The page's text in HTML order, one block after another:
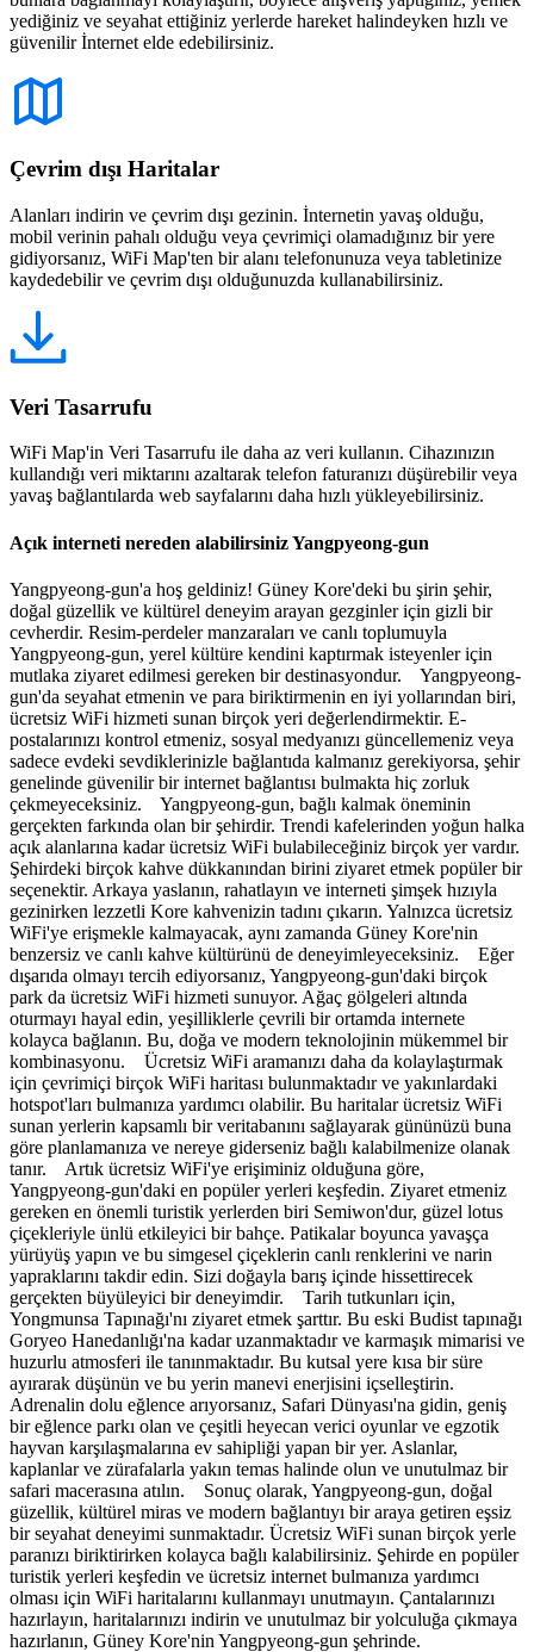
yediğiniz ve seyahat ettiğiniz yerlerde hareket halindeyken hızlı ve
güvenilir İnternet elde edebilirsiniz.
Çevrim dışı Haritalar
Alanları indirin ve çevrim dışı gezinin. İnternetin yavaş olduğu,
mobil verinin pahalı olduğu veya çevrimiçi olamadığınız bir yere
gidiyorsanız, WiFi Map'ten bir alanı telefonunuza veya tabletinize
kaydedebilir ve çevrim dışı olduğunuzda kullanabilirsiniz.
Veri Tasarrufu
WiFi Map'in Veri Tasarrufu ile daha az veri kullanın. Cihazınızın
kullandığı veri miktarını azaltarak telefon faturanızı düşürebilir veya
yavaş bağlantılarda web sayfalarını daha hızlı yükleyebilirsiniz.
Açık interneti nereden alabilirsiniz Yangpyeong-gun
Yangpyeong-gun'a hoş geldiniz! Güney Kore'deki bu şirin şehir,
doğal güzellik ve kültürel deneyim arayan gezginler için gizli bir
cevherdir. Resim-perdeler manzaraları ve canlı toplumuyla
Yangpyeong-gun, yerel kültüre kendini kaptırmak isteyenler için
mutlaka ziyaret edilmesi gereken bir destinasyondur. Yangpyeong-
gun'da seyahat etmenin ve para biriktirmenin en iyi yollarından biri,
ücretsiz WiFi hizmeti sunan birçok yeri değerlendirmektir. E-
postalarınızı kontrol etmeniz, sosyal medyanızı güncellemeniz veya
sadece evdeki sevdiklerinizle bağlantıda kalmanız gerekiyorsa, şehir
genelinde güvenilir bir internet bağlantısı bulmakta hiç zorluk
çekmeyeceksiniz. Yangpyeong-gun, bağlı kalmak öneminin
gerçekten farkında olan bir şehirdir. Trendi kafelerinden yoğun halka
açık alanlarına kadar ücretsiz WiFi bulabileceğiniz birçok yer vardır.
Şehirdeki birçok kahve dükkanından birini ziyaret etmek popüler bir
seçenektir. Arkaya yaslanın, rahatlayın ve interneti şimşek hızıyla
gezinirken lezzetli Kore kahvenizin tadını çıkarın. Yalnızca ücretsiz
WiFi'ye erişmekle kalmayacak, aynı zamanda Güney Kore'nin
benzersiz ve canlı kahve kültürünü de deneyimleyeceksiniz. Eğer
dışarıda olmayı tercih ediyorsanız, Yangpyeong-gun'daki birçok
park da ücretsiz WiFi hizmeti sunuyor. Ağaç gölgeleri altında
oturmayı hayal edin, yeşilliklerle çevrili bir ortamda internete
kolayca bağlanın. Bu, doğa ve modern teknolojinin mükemmel bir
kombinasyonu. Ücretsiz WiFi aramanızı daha da kolaylaştırmak
için çevrimiçi birçok WiFi haritası bulunmaktadır ve yakınlardaki
hotspot'ları bulmanıza yardımcı olabilir. Bu haritalar ücretsiz WiFi
sunan yerlerin kapsamlı bir veritabanını sağlayarak gününüzü buna
göre planlamanıza ve nereye giderseniz bağlı kalabilmenize olanak
tanır. Artık ücretsiz WiFi'ye erişiminiz olduğuna göre,
Yangpyeong-gun'daki en popüler yerleri keşfedin. Ziyaret etmeniz
gereken en önemli turistik yerlerden biri Semiwon'dur, güzel lotus
çiçekleriyle ünlü etkileyici bir bahçe. Patikalar boyunca yavaşça
yürüyüş yapın ve bu simgesel çiçeklerin canlı renklerini ve narin
yapraklarını takdir edin. Sizi doğayla barış içinde hissettirecek
gerçekten büyüleyici bir deneyimdir. Tarih tutkunları için,
Yongmunsa Tapınağı'nı ziyaret etmek şarttır. Bu eski Budist tapınağı
Goryeo Hanedanlığı'na kadar uzanmaktadır ve karmaşık mimarisi ve
huzurlu atmosferi ile tanınmaktadır. Bu kutsal yere kısa bir süre
ayırarak düşünün ve bu yerin manevi enerjisini içselleştirin.
Adrenalin dolu eğlence arıyorsanız, Safari Dünyası'na gidin, geniş
bir eğlence parkı olan ve çeşitli heyecan verici oyunlar ve egzotik
hayvan karşılaşmalarına ev sahipliği yapan bir yer. Aslanlar,
kaplanlar ve zürafalarla yakın temas halinde olun ve unutulmaz bir
safari macerasına atılın. Sonuç olarak, Yangpyeong-gun, doğal
güzellik, kültürel miras ve modern bağlantıyı bir araya getiren eşsiz
bir seyahat deneyimi sunmaktadır. Ücretsiz WiFi sunan birçok yerle
paranızı biriktirirken kolayca bağlı kalabilirsiniz. Şehirde en popüler
turistik yerleri keşfedin ve ücretsiz internet bulmanıza yardımcı
olması için WiFi haritalarını kullanmayı unutmayın. Çantalarınızı
hazırlayın, haritalarınızı indirin ve unutulmaz bir yolculuğa çıkmaya
hazırlanın, Güney Kore'nin Yangpyeong-gun şehrinde.